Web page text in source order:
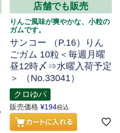
店舗でも販売
りんご風味が爽やかな、小粒の
ガムです。
サンコー （P.16）りん
ごガム 10粒＜毎週月曜
昼12時〆⇒水曜入荷予定
＞ （No.33041）
クロゆパ
販売価格 ¥194税込